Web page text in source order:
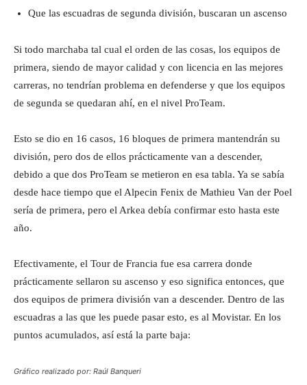
Que las escuadras de segunda división, buscaran un ascenso
Si todo marchaba tal cual el orden de las cosas, los equipos de
primera, siendo de mayor calidad y con licencia en las mejores
carreras, no tendrían problema en defenderse y que los equipos
de segunda se quedaran ahí, en el nivel ProTeam.
Esto se dio en 16 casos, 16 bloques de primera mantendrán su
división, pero dos de ellos prácticamente van a descender,
debido a que dos ProTeam se metieron en esa tabla. Ya se sabía
desde hace tiempo que el Alpecin Fenix de Mathieu Van der Poel
sería de primera, pero el Arkea debía confirmar esto hasta este
año.
Efectivamente, el Tour de Francia fue esa carrera donde
prácticamente sellaron su ascenso y eso significa entonces, que
dos equipos de primera división van a descender. Dentro de las
escuadras a las que les puede pasar esto, es al Movistar. En los
puntos acumulados, así está la parte baja:
Gráfico realizado por: Raúl Banqueri